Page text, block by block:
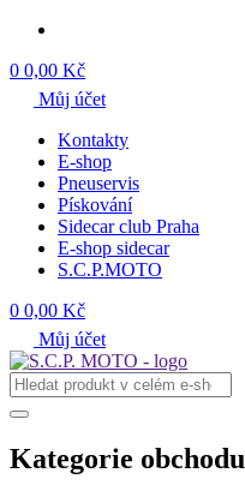
0 0,00 Kč
Můj účet
Kontakty
E-shop
Pneuservis
Pískování
Sidecar club Praha
E-shop sidecar
S.C.P.MOTO
0 0,00 Kč
Můj účet
Kategorie obchodu